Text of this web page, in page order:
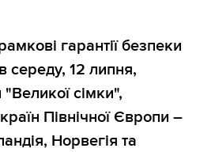
гарантії безпеки
середу, 12 липня,
сімки",
Північної Європи –
Норвегія та